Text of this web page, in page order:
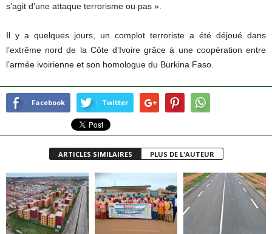
s’agit d’une attaque terrorisme ou pas ».
Il y a quelques jours, un complot terroriste a été déjoué dans
l’extrême nord de la Côte d’Ivoire grâce à une coopération entre
l’armée ivoirienne et son homologue du Burkina Faso.
Facebook Twitter
ARTICLES SIMILAIRES PLUS DE L'AUTEUR